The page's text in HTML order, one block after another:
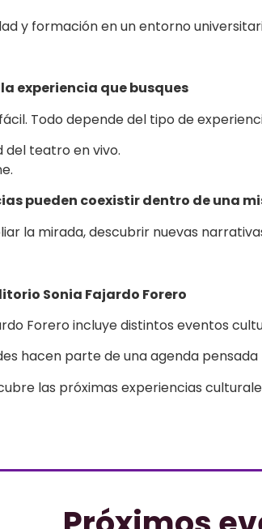
y formación en un entorno
experiencia que busques
Todo depende del tipo de
del teatro en vivo.
pueden coexistir dentro de una
la mirada, descubrir nuevas
Sonia Fajardo Forero
Forero incluye distintos eventos
hacen parte de una agenda
las próximas experiencias